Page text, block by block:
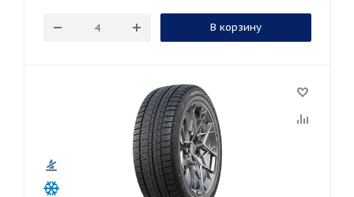
В корзину